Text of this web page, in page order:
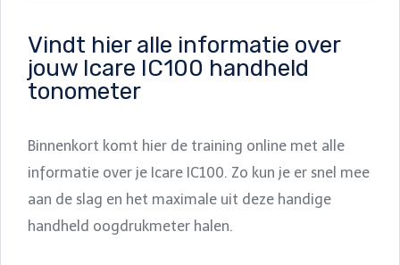
Vindt hier alle informatie over
jouw Icare IC100 handheld
tonometer
Binnenkort komt hier de training online met alle
informatie over je Icare IC100. Zo kun je er snel mee
aan de slag en het maximale uit deze handige
handheld oogdrukmeter halen.